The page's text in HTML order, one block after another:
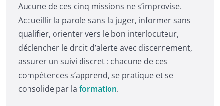
Aucune de ces cinq missions ne s’improvise.
Accueillir la parole sans la juger, informer sans
qualifier, orienter vers le bon interlocuteur,
déclencher le droit d’alerte avec discernement,
assurer un suivi discret : chacune de ces
compétences s’apprend, se pratique et se
consolide par la formation.